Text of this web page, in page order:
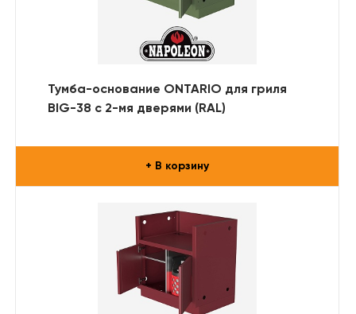
Тумба-основание ONTARIO для гриля
BIG-38 с 2-мя дверями (RAL)
+ В корзину